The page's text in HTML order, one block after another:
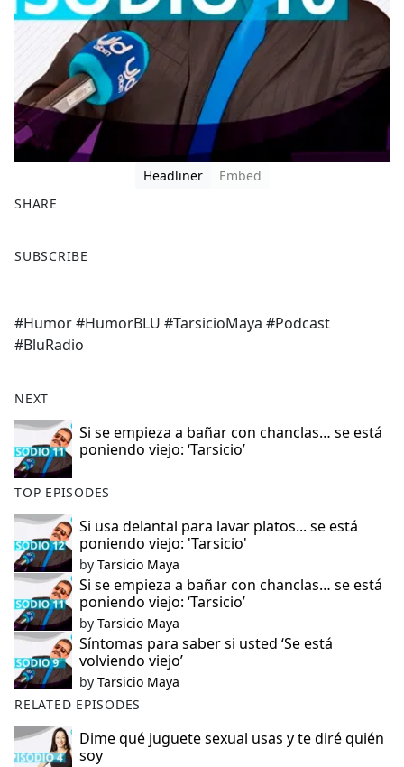
Headliner
Embed
SHARE
a
b
o
k
SUBSCRIBE
#Humor #HumorBLU #TarsicioMaya #Podcast
#BluRadio
NEXT
Si se empieza a bañar con chanclas… se está
poniendo viejo: ‘Tarsicio’
TOP EPISODES
Si usa delantal para lavar platos... se está
poniendo viejo: 'Tarsicio'
by Tarsicio Maya
Si se empieza a bañar con chanclas… se está
poniendo viejo: ‘Tarsicio’
by Tarsicio Maya
Síntomas para saber si usted ‘Se está
volviendo viejo’
by Tarsicio Maya
RELATED EPISODES
Dime qué juguete sexual usas y te diré quién
soy